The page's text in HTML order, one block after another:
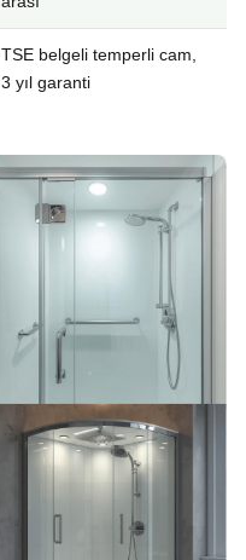
TSE belgeli temperli cam,
3 yıl garanti